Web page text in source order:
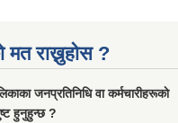
मत राख्नुहोस ?
जनप्रतिनिधि वा कर्मचारीहरूकाे
हुनुहुन्छ ?